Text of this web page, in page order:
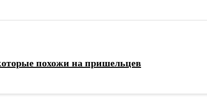
похожи на пришельцев